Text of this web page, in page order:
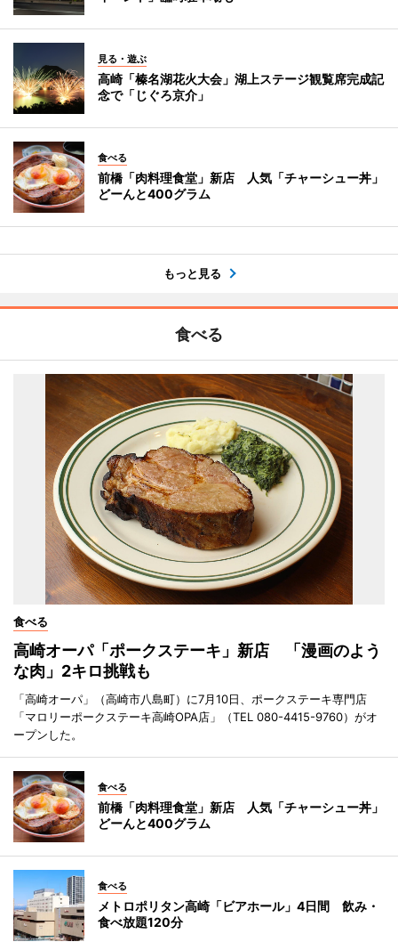
見る・遊ぶ
高崎「榛名湖花火大会」湖上ステージ観覧席完成記
念で「じぐろ京介」
食べる
前橋「肉料理食堂」新店 人気「チャーシュー丼」
どーんと400グラム
もっと見る
食べる
食べる
高崎オーパ「ポークステーキ」新店 「漫画のよう
な肉」2キロ挑戦も
「高崎オーパ」（高崎市八島町）に7月10日、ポークステーキ専門店
「マロリーポークステーキ高崎OPA店」（TEL 080-4415-9760）がオ
ープンした。
食べる
前橋「肉料理食堂」新店 人気「チャーシュー丼」
どーんと400グラム
食べる
メトロポリタン高崎「ビアホール」4日間 飲み・
食べ放題120分